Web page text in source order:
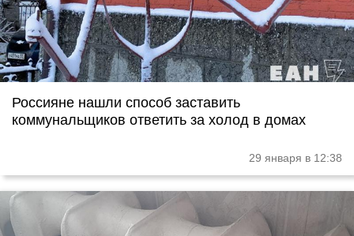
Россияне нашли способ заставить
коммунальщиков ответить за холод в домах
29 января в 12:38